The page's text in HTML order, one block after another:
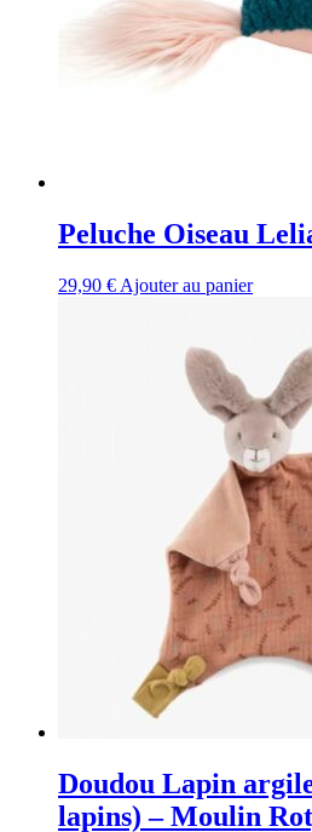
Peluche Oiseau
29,90 € Ajouter au panier
Doudou Lapin
lapins) – Moulin